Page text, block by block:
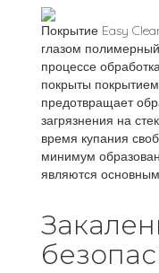
Покрытие Easy
глазом
процессе
покрыты
предотвращает
загрязнения на
время купания
минимум
являются